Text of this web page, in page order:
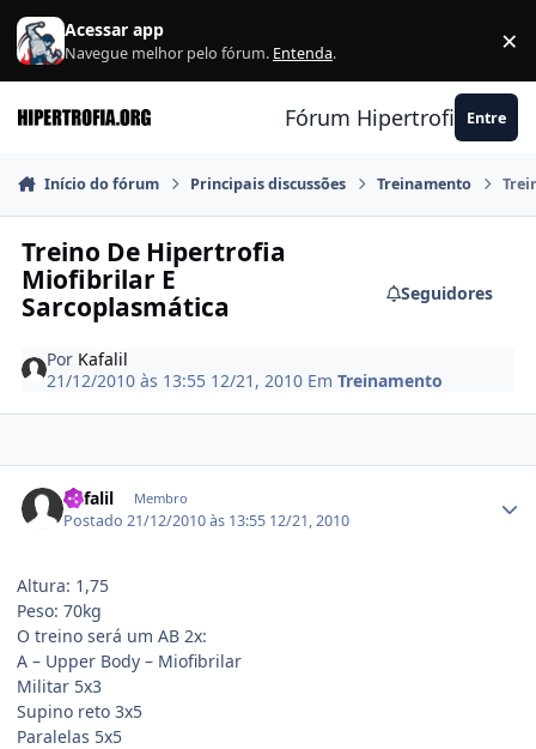
Ir para conteúdo
Acessar app
Navegue melhor pelo fórum. Entenda. ×
Fórum Hipertrofia.org
Entre
Início do fórum Principais discussões Treinamento
Treino De Hipertrofia
Miofibrilar E
Sarcoplasmática
Seguidores
Por Kafalil
21/12/2010 às 13:55 12/21, 2010 EmTreinamento
Kafalil Membro
Postado21/12/2010 às 13:55 12/21, 2010
Altura: 1,75
Peso: 70kg
O treino será um AB 2x:
A – Upper Body – Miofibrilar
Militar 5x3
Supino reto 3x5
Paralelas 5x5